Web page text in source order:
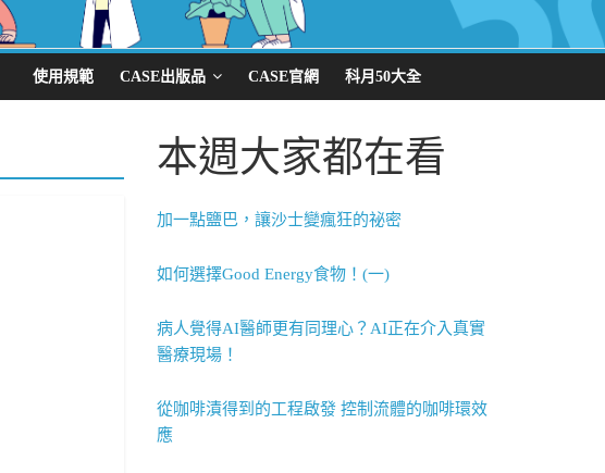
使用規範 CASE出版品 CASE官網 科月50大全
本週大家都在看
加一點鹽巴，讓沙士變瘋狂的祕密
如何選擇Good Energy食物！(一)
病人覺得AI醫師更有同理心？AI正在介入真實
醫療現場！
從咖啡漬得到的工程啟發 控制流體的咖啡環效
應